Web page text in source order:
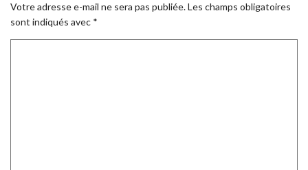
Votre adresse e-mail ne sera pas publiée.Les champs obligatoires
sont indiqués avec *